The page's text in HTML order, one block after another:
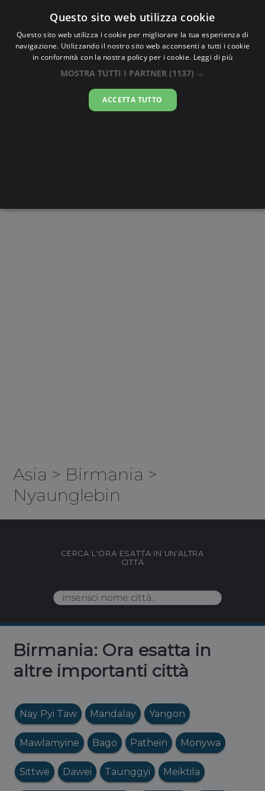
Oraesatta.co
Ora EsattaNyaunglebin
23:37:07
Asia > Birmania >
Nyaunglebin
CERCA L'ORA ESATTA IN UN'ALTRA
CITTÀ
Birmania: Ora esatta in
altre importanti città
Nay Pyi Taw Mandalay Yangon
Mawlamyine Bago Pathein Monywa
Sittwe Dawei Taunggyi Meiktila
Questo sito web utilizza cookie
Questo sito web utilizza i cookie per migliorare la tua esperienza di
navigazione. Utilizzando il nostro sito web acconsenti a tutti i cookie
in conformità con la nostra policy per i cookie. Leggi di più
MOSTRA TUTTI I PARTNER (1137) →
ACCETTA TUTTO